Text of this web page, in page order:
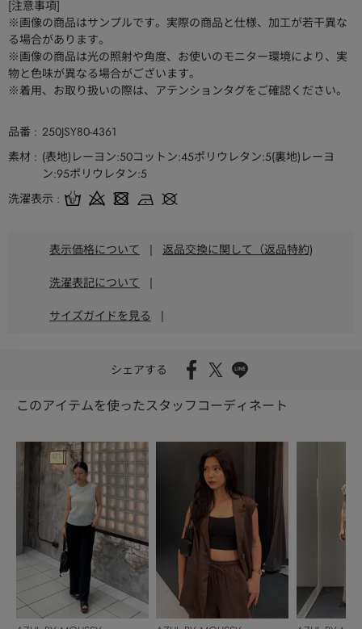
[注意事項]
※画像の商品はサンプルです。実際の商品と仕様、加工が若干異な
る場合があります。
※画像の商品は光の照射や角度、お使いのモニター環境により、実
物と色味が異なる場合がございます。
※着用、お取り扱いの際は、アテンションタグをご確認ください。
品番
250JSY80-4361
素材
(表地)レーヨン:50コットン:45ポリウレタン:5(裏地)レーヨ
ン:95ポリウレタン:5
洗濯表示
表示価格について | 返品交換に関して（返品特約)
洗濯表記について |
サイズガイドを見る |
シェアする
このアイテムを使ったスタッフコーディネート